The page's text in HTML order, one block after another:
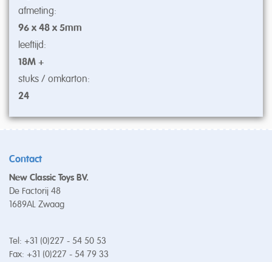
afmeting:
96 x 48 x 5mm
leeftijd:
18M +
stuks / omkarton:
24
Contact
New Classic Toys BV.
De Factorij 48
1689AL Zwaag
Tel: +31 (0)227 - 54 50 53
Fax: +31 (0)227 - 54 79 33